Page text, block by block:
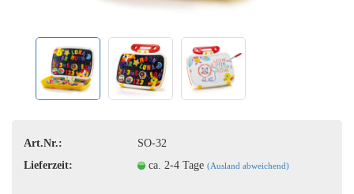
Art.Nr.:
SO-32
Lieferzeit:
ca. 2-4 Tage(Ausland abweichend)